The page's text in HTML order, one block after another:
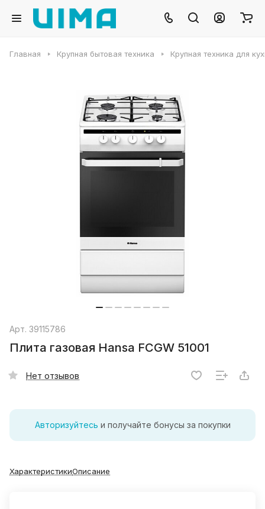
Главная Крупная бытовая техника Крупная техника для
Арт. 39115786
Плита газовая Hansa FCGW 51001
Нет отзывов
Авторизуйтесь и получайте бонусы за покупки
ХарактеристикиОписание